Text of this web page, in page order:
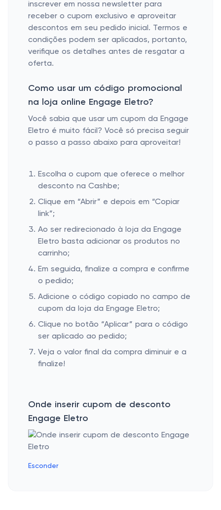
inscrever em nossa newsletter para
receber o cupom exclusivo e aproveitar
descontos em seu pedido inicial. Termos e
condições podem ser aplicados, portanto,
verifique os detalhes antes de resgatar a
oferta.
Como usar um código promocional
na loja online Engage Eletro?
Você sabia que usar um cupom da Engage
Eletro é muito fácil? Você só precisa seguir
o passo a passo abaixo para aproveitar!
Escolha o cupom que oferece o melhor
desconto na Cashbe;
Clique em “Abrir” e depois em “Copiar
link”;
Ao ser redirecionado à loja da Engage
Eletro basta adicionar os produtos no
carrinho;
Em seguida, finalize a compra e confirme
o pedido;
Adicione o código copiado no campo de
cupom da loja da Engage Eletro;
Clique no botão “Aplicar” para o código
ser aplicado ao pedido;
Veja o valor final da compra diminuir e a
finalize!
Onde inserir cupom de desconto
Engage Eletro
Esconder